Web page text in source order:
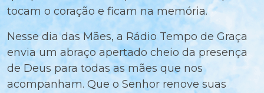
tocam o coração e ficam na memória.
Nesse dia das Mães, a Rádio Tempo de Graça
envia um abraço apertado cheio da presença
de Deus para todas as mães que nos
acompanham. Que o Senhor renove suas